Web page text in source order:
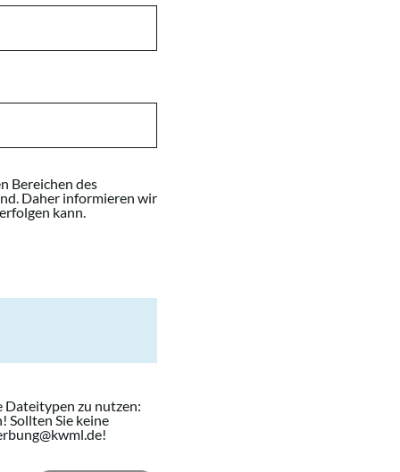
Bereichen des
Daher informieren wir
kann.
Dateitypen zu nutzen:
Sollten Sie keine